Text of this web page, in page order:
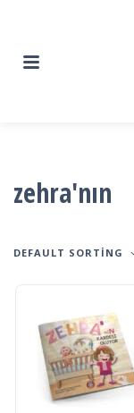
zehra'nın
DEFAULT SORTING